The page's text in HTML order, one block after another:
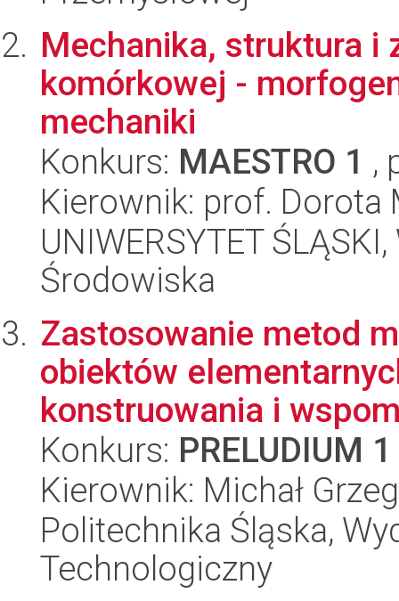
Mechanika, struktura i
komórkowej -
mechaniki
Konkurs: MAESTRO 1 ,
Kierownik: prof.
UNIWERSYTET
Środowiska
Zastosowanie metod
obiektów
konstruowania i
Konkurs: PRELUDIUM 1
Kierownik: Michał
Politechnika Śląska,
Technologiczny